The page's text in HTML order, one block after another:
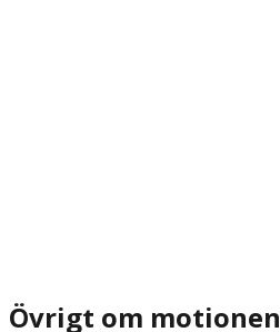
Övrigt om motionen